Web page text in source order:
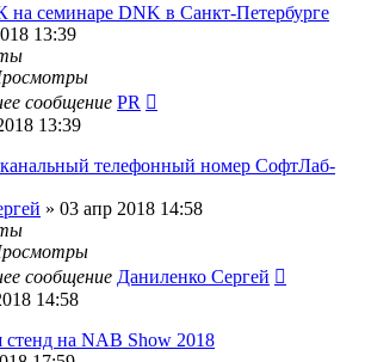
семинаре DNK в Санкт-Петербурге
13:39
сообщение PR
13:39
телефонный номер СофтЛаб-
» 03 апр 2018 14:58
сообщение Даниленко Сергей
14:58
стенд на NAB Show 2018